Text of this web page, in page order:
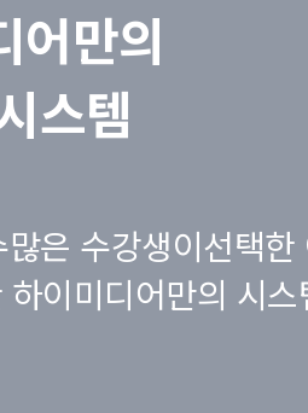
어만의
스템
은 수강생이선택한
이미디어만의 시